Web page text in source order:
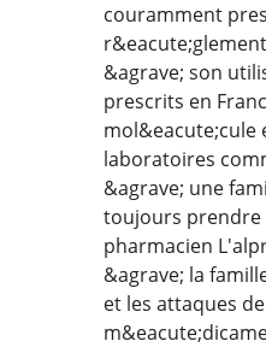
couramment
&agrave; son
prescrits en
mol&eacute;cule
laboratoires
&agrave; une
toujours prendre
pharmacien
&agrave; la
et les attaques